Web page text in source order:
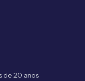
de 20 anos